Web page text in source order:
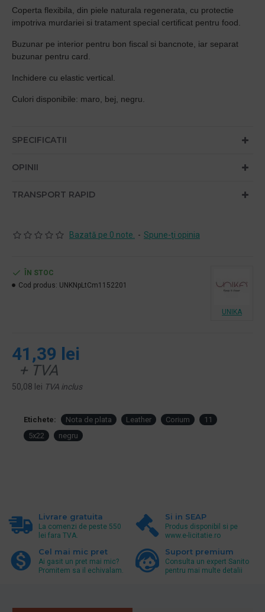
Coperta flexibila, din piele naturala regenerata, cu protectie
impotriva murdariei si tratament special certificat pentru food.
Buzunar pe interior pentru bon fiscal si bancnote, iar separat
buzunar pentru card.
Inchidere cu elastic vertical.
Culori disponibile: maro, bej, negru.
SPECIFICATII
OPINII
TRANSPORT RAPID
Bazată pe 0 note. - Spune-ţi opinia
41,39 lei
+ TVA
50,08 lei TVA inclus
ÎN STOC
Cod produs: UNKNpLtCm1152201
UNIKA
Etichete: Nota de plata Leather Corium
11
5x22
negru
Livrare gratuita
La comenzi de peste 550
lei fara TVA.
Si in SEAP
Produs disponibil si pe
www.e-licitatie.ro
Cel mai mic pret
Ai gasit un pret mai mic?
Promitem sa il echivalam.
Suport premium
Consulta un expert Sanito
pentru mai multe detalii